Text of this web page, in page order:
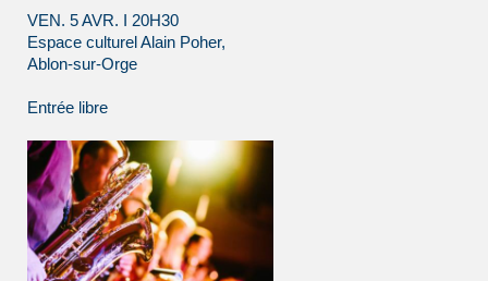
VEN. 5 AVR. I 20H30
Espace culturel Alain Poher,
Ablon-sur-Orge
Entrée libre